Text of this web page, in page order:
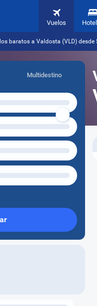
Vuelos
baratos a Valdosta (VLD) desde
Multidestino